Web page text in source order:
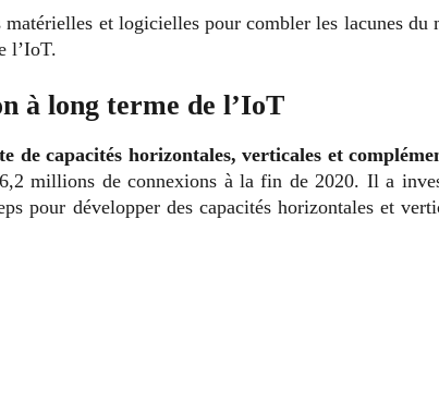
et logicielles pour combler les lacunes du
l’IoT.
à long terme de l’IoT
de capacités horizontales, verticales et
millions de connexions à la fin de 2020. Il a
pour développer des capacités horizontales et